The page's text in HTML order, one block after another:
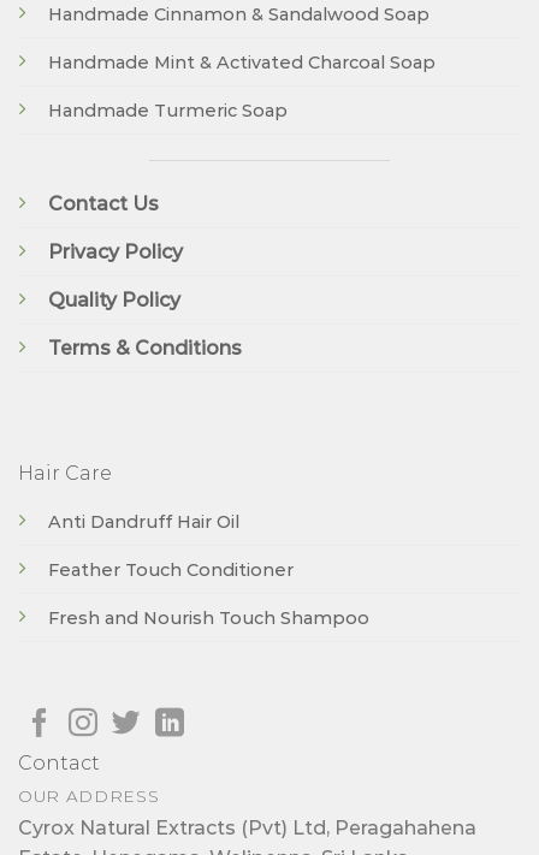
Handmade Cinnamon & Sandalwood Soap
Handmade Mint & Activated Charcoal Soap
Handmade Turmeric Soap
Contact Us
Privacy Policy
Quality Policy
Terms & Conditions
Hair Care
Anti Dandruff Hair Oil
Feather Touch Conditioner
Fresh and Nourish Touch Shampoo
Contact
OUR ADDRESS
Cyrox Natural Extracts (Pvt) Ltd, Peragahahena